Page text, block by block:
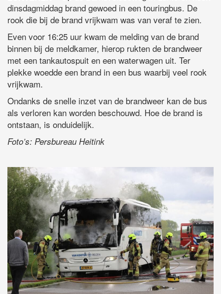
dinsdagmiddag brand gewoed in een touringbus. De
rook die bij de brand vrijkwam was van veraf te zien.
Even voor 16:25 uur kwam de melding van de brand
binnen bij de meldkamer, hierop rukten de brandweer
met een tankautospuit en een waterwagen uit. Ter
plekke woedde een brand in een bus waarbij veel rook
vrijkwam.
Ondanks de snelle inzet van de brandweer kan de bus
als verloren kan worden beschouwd. Hoe de brand is
ontstaan, is onduidelijk.
Foto’s: Persbureau Heitink